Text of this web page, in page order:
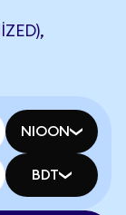
NIOON
BDT